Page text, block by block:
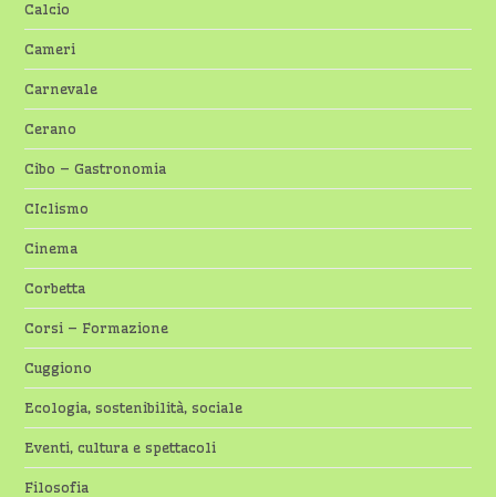
Calcio
Cameri
Carnevale
Cerano
Cibo – Gastronomia
CIclismo
Cinema
Corbetta
Corsi – Formazione
Cuggiono
Ecologia, sostenibilità, sociale
Eventi, cultura e spettacoli
Filosofia